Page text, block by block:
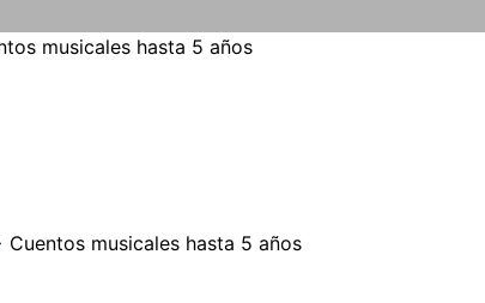
musicales hasta 5 años
Cuentos musicales hasta 5 años